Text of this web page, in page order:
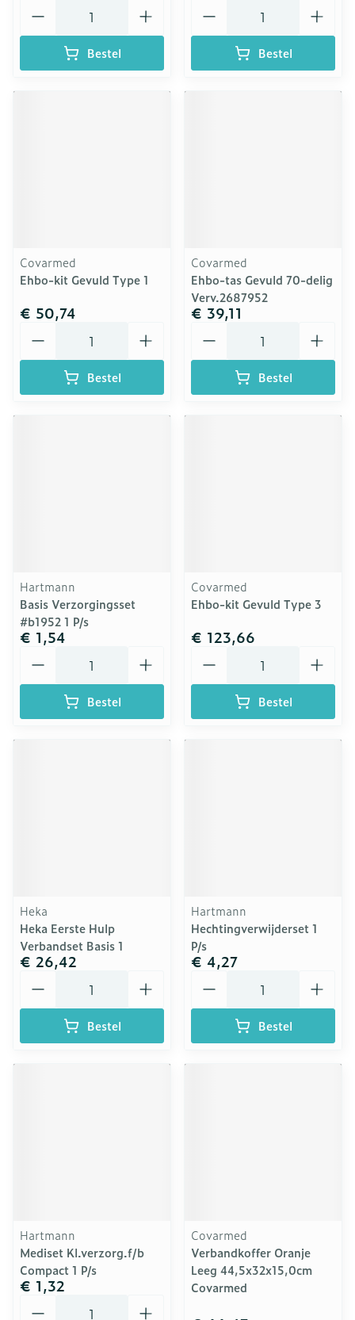
Bestel Bestel
Covarmed
Ehbo-kit Gevuld Type 1
€ 50,74
Bestel
Covarmed
Ehbo-tas Gevuld 70-delig
Verv.2687952
€ 39,11
Bestel
Hartmann
Basis Verzorgingsset
#b1952 1 P/s
€ 1,54
Bestel
Covarmed
Ehbo-kit Gevuld Type 3
€ 123,66
Bestel
Heka
Heka Eerste Hulp
Verbandset Basis 1
€ 26,42
Bestel
Hartmann
Hechtingverwijderset 1
P/s
€ 4,27
Bestel
Hartmann
Mediset Kl.verzorg.f/b
Compact 1 P/s
€ 1,32
Covarmed
Verbandkoffer Oranje
Leeg 44,5x32x15,0cm
Covarmed